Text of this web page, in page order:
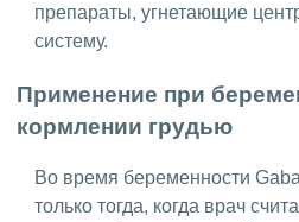
препараты, угнетающие
систему.
Применение при
кормлении грудью
Во время беременности
только тогда, когда врач